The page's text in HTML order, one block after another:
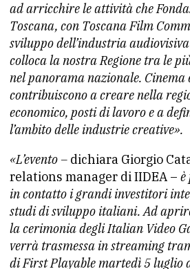
ad arricchire le attività che
Toscana, con Toscana Film
sviluppo dell’industria
colloca la nostra Regione tra le
nel panorama nazionale. Cinema
contribuiscono a creare nella
economico, posti di lavoro e a
l’ambito delle industrie creative».
«L’evento – dichiara Giorgio
relations manager di IIDEA – è
in contatto i grandi investitori
studi di sviluppo italiani. Ad
la cerimonia degli Italian Video
verrà trasmessa in streaming
di First Playable martedì 5 luglio